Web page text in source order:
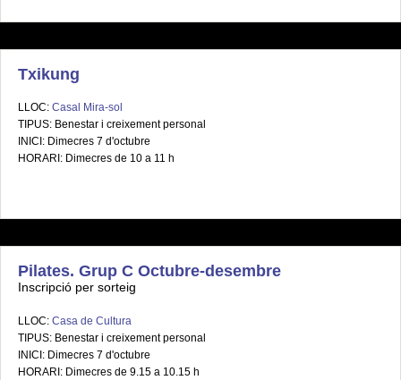
Txikung
LLOC: Casal Mira-sol
TIPUS: Benestar i creixement personal
INICI: Dimecres 7 d'octubre
HORARI: Dimecres de 10 a 11 h
Pilates. Grup C Octubre-desembre
Inscripció per sorteig
LLOC: Casa de Cultura
TIPUS: Benestar i creixement personal
INICI: Dimecres 7 d'octubre
HORARI: Dimecres de 9.15 a 10.15 h